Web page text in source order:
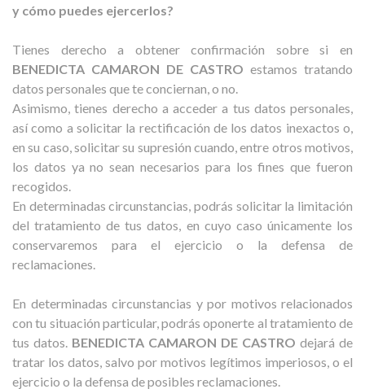
y cómo puedes ejercerlos?
Tienes derecho a obtener confirmación sobre si en
BENEDICTA CAMARON DE CASTRO estamos tratando
datos personales que te conciernan, o no.
Asimismo, tienes derecho a acceder a tus datos personales,
así como a solicitar la rectificación de los datos inexactos o,
en su caso, solicitar su supresión cuando, entre otros motivos,
los datos ya no sean necesarios para los fines que fueron
recogidos.
En determinadas circunstancias, podrás solicitar la limitación
del tratamiento de tus datos, en cuyo caso únicamente los
conservaremos para el ejercicio o la defensa de
reclamaciones.
En determinadas circunstancias y por motivos relacionados
con tu situación particular, podrás oponerte al tratamiento de
tus datos. BENEDICTA CAMARON DE CASTRO dejará de
tratar los datos, salvo por motivos legítimos imperiosos, o el
ejercicio o la defensa de posibles reclamaciones.